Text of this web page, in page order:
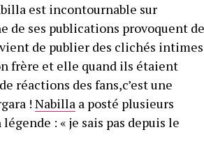
est incontournable sur
de ses publications provoquent
de publier des clichés
frère et elle quand ils étaient
réactions des fans,c’est une
! Nabillaa posté plusieurs
: « je sais pas depuis le